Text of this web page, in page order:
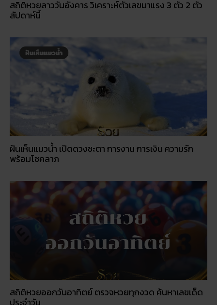
ฝันเห็นแมวน้ำ เปิดดวงชะตา การงาน การเงิน ความรัก
พร้อมโชคลาภ
สถิติหวยออกวันอาทิตย์ ตรวจหวยทุกงวด ค้นหาเลขเด็ด